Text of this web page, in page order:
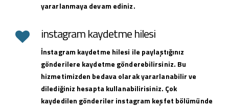
yararlanmaya devam ediniz.
instagram kaydetme hilesi
İnstagram kaydetme hilesi ile paylaştığınız
gönderilere kaydetme gönderebilirsiniz. Bu
hizmetimizden bedava olarak yararlanabilir ve
dilediğiniz hesapta kullanabilirisiniz. Çok
kaydedilen gönderiler instagram keşfet bölümünde